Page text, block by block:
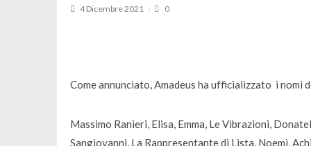
4 Dicembre 2021 0
Come annunciato, Amadeus ha ufficializzato i nomi
Massimo Ranieri, Elisa, Emma, Le Vibrazioni,
Sangiovanni, La Rappresentante di Lista, Noemi,